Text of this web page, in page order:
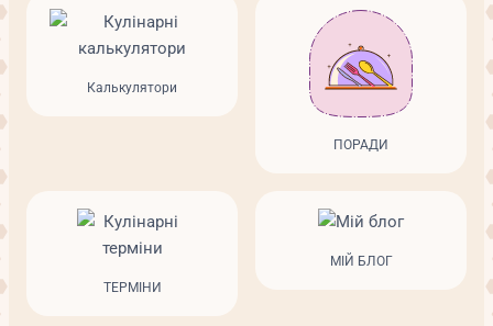
Калькулятори
ПОРАДИ
ТЕРМІНИ
МІЙ БЛОГ